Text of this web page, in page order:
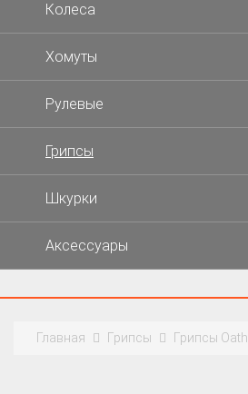
Колеса
Хомуты
Рулевые
Грипсы
Шкурки
Аксессуары
Главная Грипсы Грипсы Oath